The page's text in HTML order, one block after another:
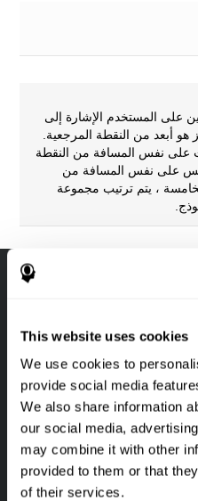
This website uses cookies
We use cookies to
provide social media
We also share information
our social media,
may combine it with other
provided to them or that
of their services.
على المستخدم الإشارة إلى
هو أبعد من النقطة المرجعية.
على نفس المسافة من النقطة
ليس على نفس المسافة من
، يتم ترتيب مجموعة